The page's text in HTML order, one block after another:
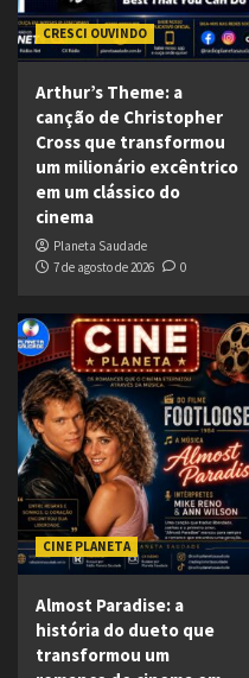
CRESCI OUVINDO
Arthur’s Theme: a
canção de Christopher
Cross que transformou
um milionário excêntrico
em um clássico do
cinema
Planeta Saudade
7 de agosto de 2026
0
CINE PLANETA
Almost Paradise: a
história do dueto que
transformou um